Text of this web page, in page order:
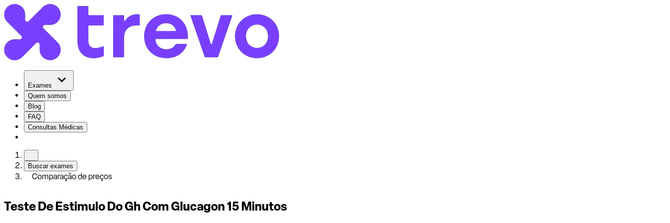
Exames
Quem somos
Blog
FAQ
Consultas Médicas
Buscar exames
Comparação de preços
Teste De Estimulo Do Gh Com Glucagon 15 Minutos